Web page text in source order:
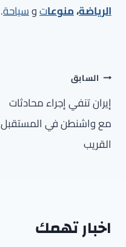
الرياضة،منوعاتوسياحة.
تصفّح
المقالات
السابق
إيران تنفي إجراء محادثات
مع واشنطن في المستقبل
القريب
اخبار تهمك